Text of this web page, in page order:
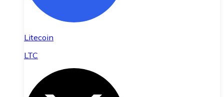
Litecoin
LTC